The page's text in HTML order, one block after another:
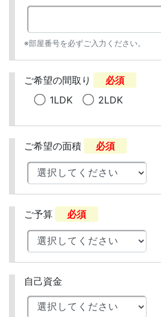
※部屋番号を必ずご入力ください。
ご希望の間取り
必須
1LDK
2LDK
ご希望の面積 必須
ご予算 必須
自己資金